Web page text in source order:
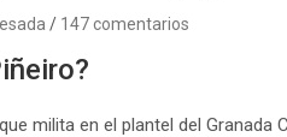
147 comentarios
milita en el plantel del Granada